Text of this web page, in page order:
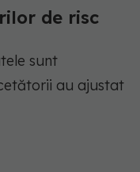
de risc
sunt
au ajustat